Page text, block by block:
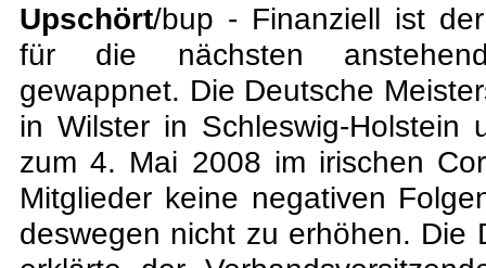
Upschört/bup - Finanziell ist
für die nächsten
gewappnet. Die Deutsche
in Wilster in Schleswig-Holstein
zum 4. Mai 2008 im irischen
Mitglieder keine negativen
deswegen nicht zu erhöhen. Die